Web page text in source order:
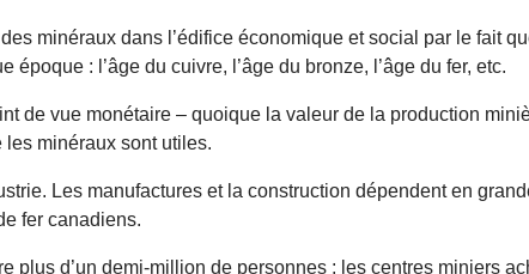
minéraux dans l’édifice économique et social par le fait
époque : l’âge du cuivre, l’âge du bronze, l’âge du fer, etc.
de vue monétaire – quoique la valeur de la production
les minéraux sont utiles.
Les manufactures et la construction dépendent en
fer canadiens.
plus d’un demi-million de personnes ; les centres miniers